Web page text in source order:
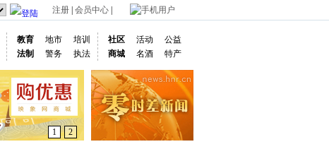
注册 会员中心 手机用户
教育 地市
培训
法制
警务 执法
社区 活动
公益
商城
名酒 特产
1 2